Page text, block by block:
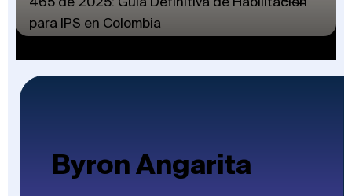
para IPS en Colombia
Byron Angarita